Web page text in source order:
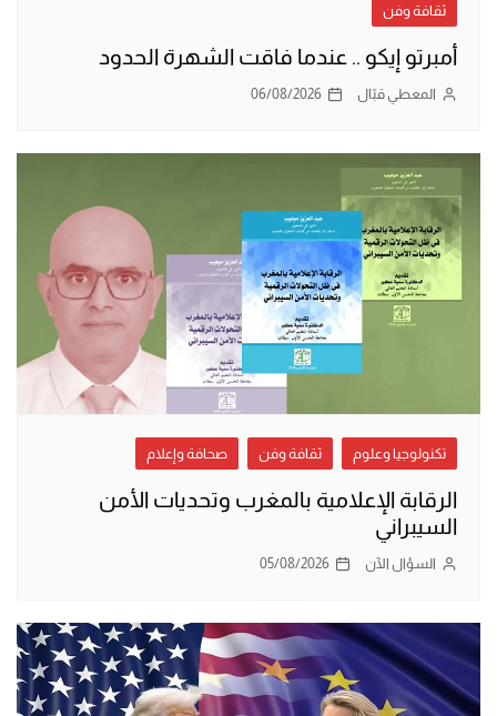
ثقافة وفن
أمبرتو إيكو .. عندما فاقت الشهرة الحدود
المعطي قبّال 06/08/2026
تكنولوجيا وعلوم ثقافة وفن صحافة وإعلام
الرقابة الإعلامية بالمغرب وتحديات الأمن
السيبراني
السؤال الآن 05/08/2026